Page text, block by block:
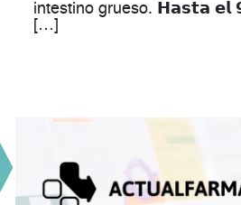
intestino grueso. 𝗛𝗮𝘀𝘁𝗮
[…]